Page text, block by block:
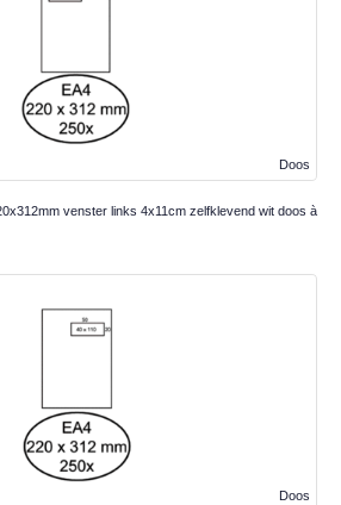
Doos
venster links 4x11cm zelfklevend wit doos à
Doos